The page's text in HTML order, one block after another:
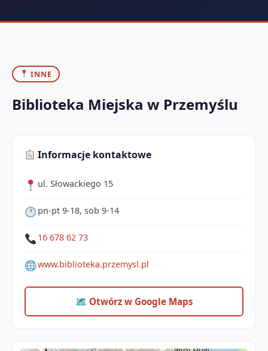
INNE
Biblioteka Miejska w Przemyślu
Informacje kontaktowe
ul. Słowackiego 15
pn-pt 9-18, sob 9-14
16 678 62 73
www.biblioteka.przemysl.pl
🗺 Otwórz w Google Maps